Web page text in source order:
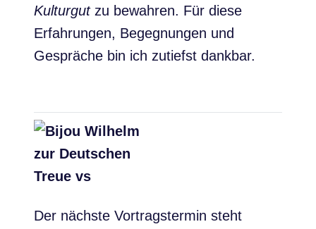
Kulturgutzu bewahren. Für diese
Erfahrungen, Begegnungen und
Gespräche bin ich zutiefst dankbar.
Der nächste Vortragstermin steht